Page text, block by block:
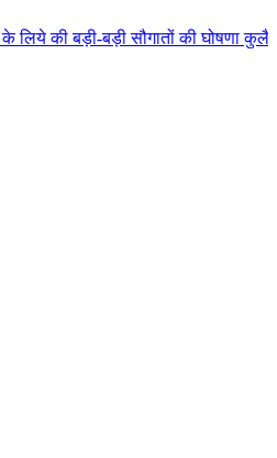
सौगातों की घोषणा कुलैथ क्षेत्र की